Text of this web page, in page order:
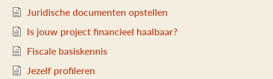
Juridische documenten opstellen
Is jouw project financieel haalbaar?
Fiscale basiskennis
Jezelf profileren